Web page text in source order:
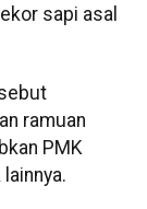
sapi asal
ramuan
PMK